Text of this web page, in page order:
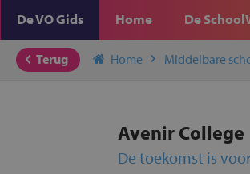
De VO Gids Home De
Terug Home Middelbare
Avenir College
De toekomst is